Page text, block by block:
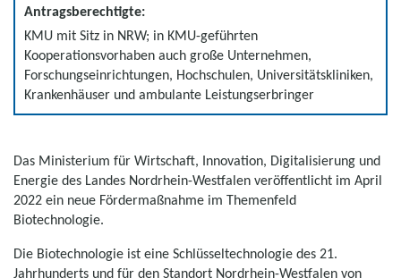
Antragsberechtigte:
KMU mit Sitz in NRW; in KMU-geführten
Kooperationsvorhaben auch große Unternehmen,
Forschungseinrichtungen, Hochschulen, Universitätskliniken,
Krankenhäuser und ambulante Leistungserbringer
Das Ministerium für Wirtschaft, Innovation, Digitalisierung und
Energie des Landes Nordrhein-Westfalen veröffentlicht im April
2022 ein neue Fördermaßnahme im Themenfeld
Biotechnologie.
Die Biotechnologie ist eine Schlüsseltechnologie des 21.
Jahrhunderts und für den Standort Nordrhein-Westfalen von